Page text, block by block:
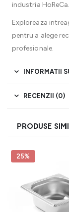
industria HoReCa.
Exploreaza
pentru a alege
profesionale.
INFORMATII
RECENZII (0)
PRODUSE
25%